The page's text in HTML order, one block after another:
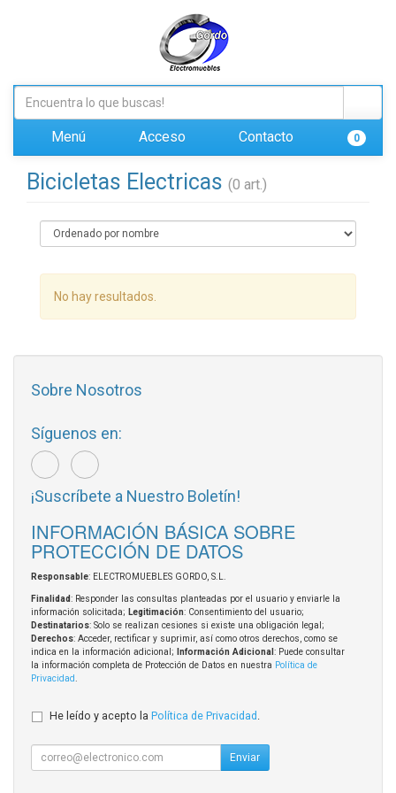
Menú Acceso Contacto 0
Bicicletas Electricas (0 art.)
No hay resultados.
Sobre Nosotros
Síguenos en:
¡Suscríbete a Nuestro Boletín!
INFORMACIÓN BÁSICA SOBRE
PROTECCIÓN DE DATOS
Responsable: ELECTROMUEBLES GORDO, S.L.
Finalidad: Responder las consultas planteadas por el usuario y enviarle la
información solicitada; Legitimación: Consentimiento del usuario;
Destinatarios: Solo se realizan cesiones si existe una obligación legal;
Derechos: Acceder, rectificar y suprimir, así como otros derechos, como se
indica en la información adicional;
Información Adicional : Puede consultar
la información completa de Protección de Datos en nuestra Política de
Privacidad
He leído y acepto la Política de Privacidad .
Enviar